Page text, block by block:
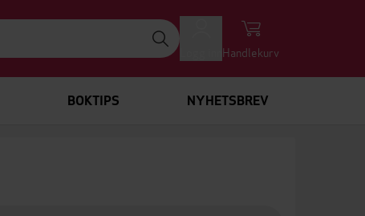
Handlekurv
BOKTIPS NYHETSBREV